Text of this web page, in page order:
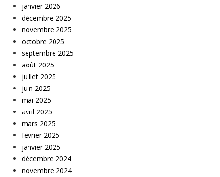
janvier 2026
décembre 2025
novembre 2025
octobre 2025
septembre 2025
août 2025
juillet 2025
juin 2025
mai 2025
avril 2025
mars 2025
février 2025
janvier 2025
décembre 2024
novembre 2024